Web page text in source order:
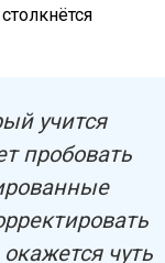
учится
пробовать
чуть